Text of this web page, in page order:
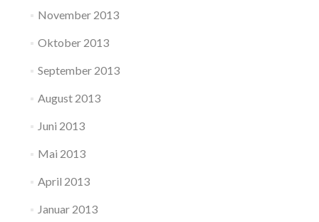
November 2013
Oktober 2013
September 2013
August 2013
Juni 2013
Mai 2013
April 2013
Januar 2013